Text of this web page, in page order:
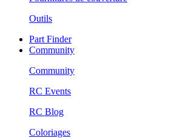
Outils
Part Finder
Community
Community
RC Events
RC Blog
Coloriages